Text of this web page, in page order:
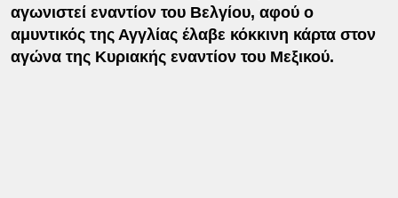
αγωνιστεί εναντίον του Βελγίου, αφού ο
αμυντικός της Αγγλίας έλαβε κόκκινη κάρτα στον
αγώνα της Κυριακής εναντίον του Μεξικού.